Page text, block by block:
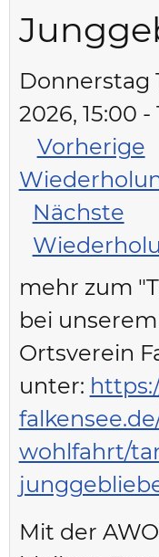
Donnerstag
2026, 15:00 -
Vorherige
Nächste
mehr zum
bei
Ortsverein
unter:
wohlfahrt/
Mit der